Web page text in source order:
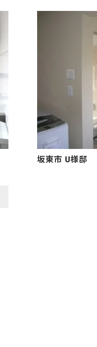
坂東市 U様邸